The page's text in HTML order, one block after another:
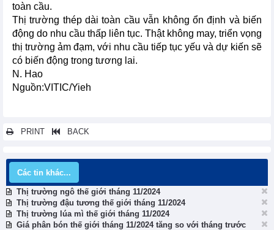
toàn cầu.
Thị trường thép dài toàn cầu vẫn không ổn định và biến
động do nhu cầu thấp liên tục. Thật không may, triển vọng
thị trường ảm đạm, với nhu cầu tiếp tục yếu và dự kiến sẽ
có biến động trong tương lai.
N. Hao
Nguồn:VITIC/Yieh
PRINT BACK
Các tin khác...
Thị trường ngô thế giới tháng 11/2024
Thị trường đậu tương thế giới tháng 11/2024
Thị trường lúa mì thế giới tháng 11/2024
Giá phân bón thế giới tháng 11/2024 tăng so với tháng trước